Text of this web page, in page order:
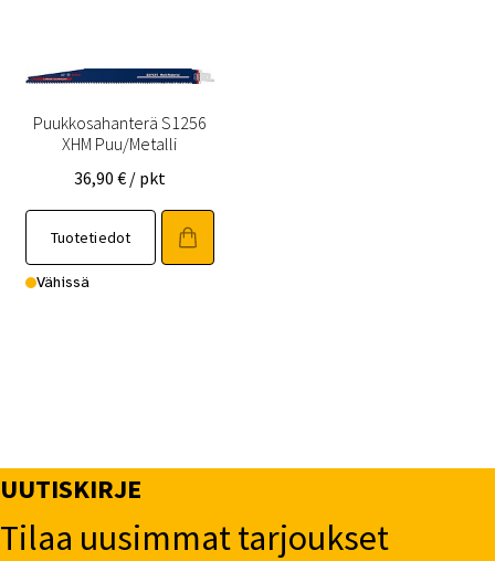
Puukkosahanterä S1256
XHM Puu/Metalli
36,90 € / pkt
Tuotetiedot
Vähissä
UUTISKIRJE
Tilaa uusimmat tarjoukset